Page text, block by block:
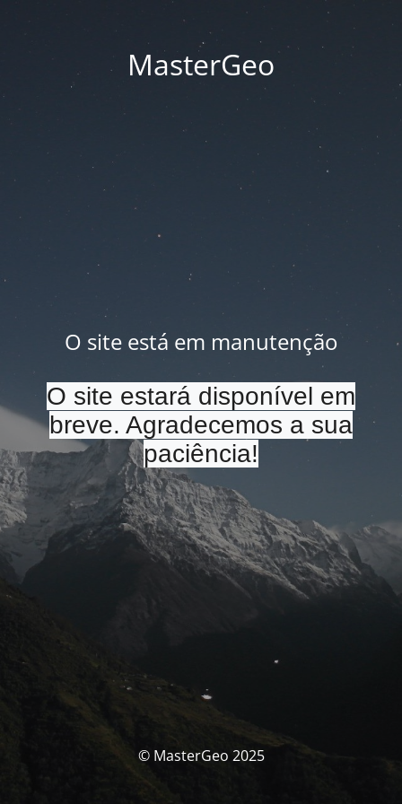
MasterGeo
O site está em manutenção
O site estará disponível em
breve. Agradecemos a sua
paciência!
© MasterGeo 2025